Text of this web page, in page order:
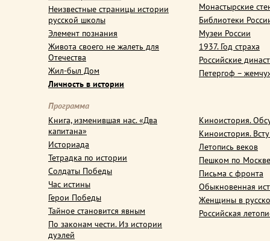
Неизвестные страницы истории
русской школы
Элемент познания
Живота своего не жалеть для
Отечества
Жил-был Дом
Личность в истории
Монастырские
Библиотеки
Музеи России
1937. Год страха
Российские
Петергоф –
Программа
Книга, изменившая нас. «Два
капитана»
Историада
Тетрадка по истории
Солдаты Победы
Час истины
Герои Победы
Тайное становится явным
По законам чести. Из истории
дуэлей
Киноистория.
Киноистория.
Летопись веков
Пешком по Москве
Письма с фронта
Обыкновенная
Женщины в
Российская